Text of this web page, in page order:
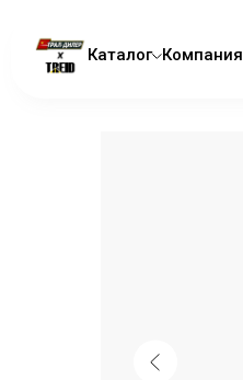
Каталог Компания